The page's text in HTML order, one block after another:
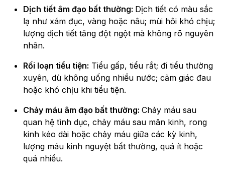
Dịch tiết âm đạo bất thường: Dịch tiết có màu sắc
lạ như xám đục, vàng hoặc nâu; mùi hôi khó chịu;
lượng dịch tiết tăng đột ngột mà không rõ nguyên
nhân.
Rối loạn tiểu tiện: Tiểu gấp, tiểu rắt; đi tiểu thường
xuyên, dù không uống nhiều nước; cảm giác đau
hoặc khó chịu khi tiểu tiện.
Chảy máu âm đạo bất thường: Chảy máu sau
quan hệ tình dục, chảy máu sau mãn kinh, rong
kinh kéo dài hoặc chảy máu giữa các kỳ kinh,
lượng máu kinh nguyệt bất thường, quá ít hoặc
quá nhiều.